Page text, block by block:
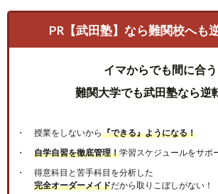
PR【武田塾】なら難関校へも
イマからでも間に合う
難関大学でも武田塾なら逆
授業をしないから『できる』ようになる！
自学自習を徹底管理！学習スケジュールをサポ
得意科目と苦手科目を分析した
完全オーダーメイドだから取りこぼしがない！